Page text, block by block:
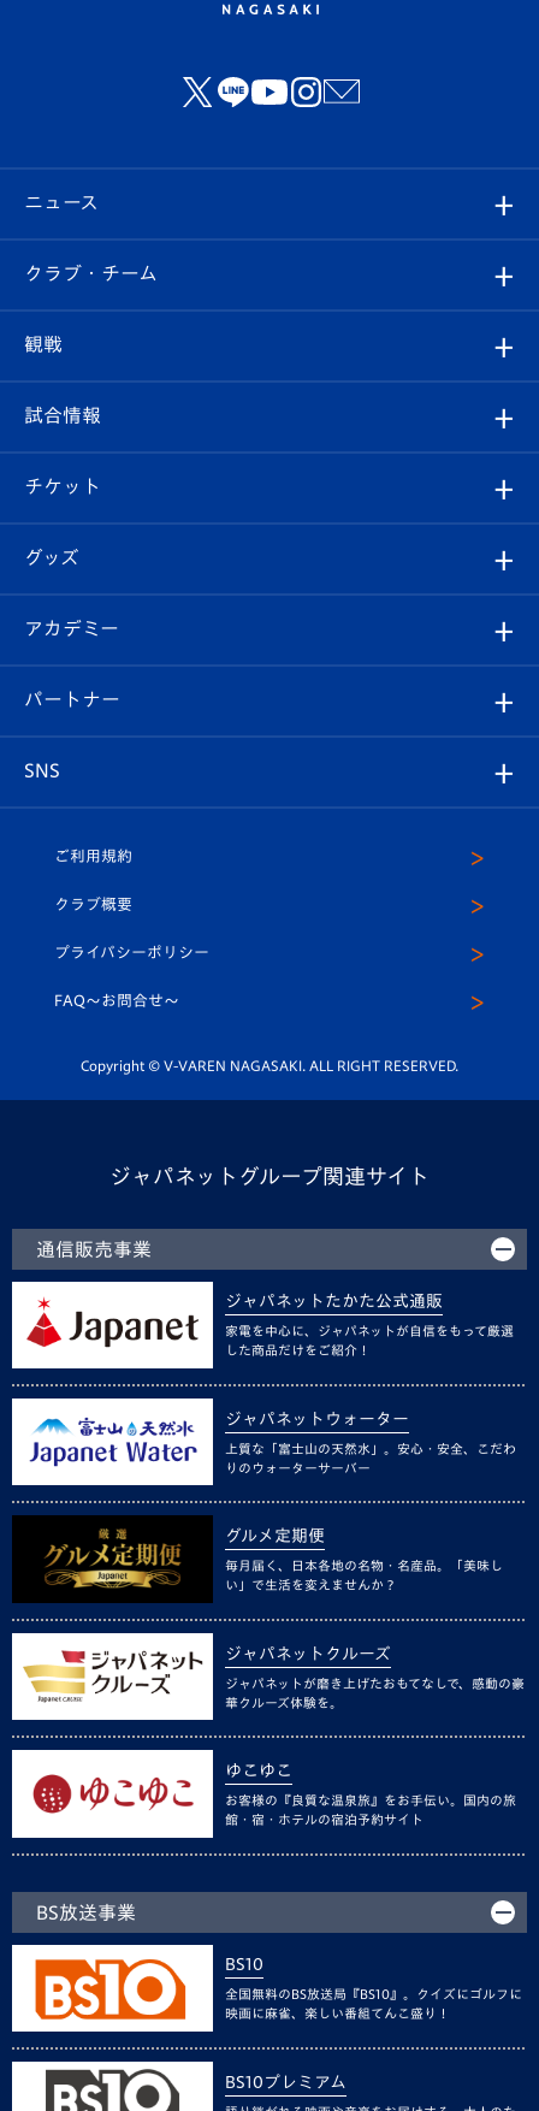
ニュース
すべて
クラブ
試合情報
チケット
イベント
メディア
ホームタウン
クラブ・チーム
クラブ概要
エンブレム紹介
スタッフプロフィール
マスコット紹介
平和祈念活動
ホームタウン活動
観戦
観戦ルール
はじめての観戦ガイド
Revive Team
ヴィヴィくんの長崎おもてなしガイド
試合情報
試合日程/結果
フォトギャラリー
スタジアムグルメ
チケット
チケット
V-LOVERS（ファンクラブ）
プレイヤーズスイート
グッズ
オンラインショップ
店舗情報
アカデミー
育成からのお知らせ
U-18
スクール
パートナー
SNS
ヴィヴィくんインスタグラム
公式LINE＠
ご利用規約
クラブ概要
プライバシーポリシー
FAQ〜お問合せ〜
Copyright © V-VAREN NAGASAKI. ALL RIGHT RESERVED.
ジャパネットグループ関連サイト
通信販売事業
ジャパネットたかた公式通販
家電を中心に、ジャパネットが自信をもって厳選
した商品だけをご紹介！
ジャパネットウォーター
上質な「富士山の天然水」。安心・安全、こだわ
りのウォーターサーバー
グルメ定期便
毎月届く、日本各地の名物・名産品。「美味し
い」で生活を変えませんか？
ジャパネットクルーズ
ジャパネットが磨き上げたおもてなしで、感動の豪
華クルーズ体験を。
ゆこゆこ
お客様の『良質な温泉旅』をお手伝い。国内の旅
館・宿・ホテルの宿泊予約サイト
BS放送事業
BS10
全国無料のBS放送局『BS10』。クイズにゴルフに
映画に麻雀、楽しい番組てんこ盛り！
BS10プレミアム